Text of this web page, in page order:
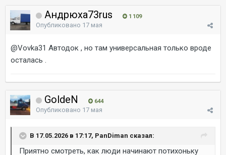
Андрюха73rus 1 109
Опубликовано 17 мая
@Vovka31 Автодок , но там универсальная только вроде
осталась .
GoldeN 644
Опубликовано 17 мая
В 17.05.2026 в 17:17, PanDiman сказал:
Приятно смотреть, как люди начинают потихоньку